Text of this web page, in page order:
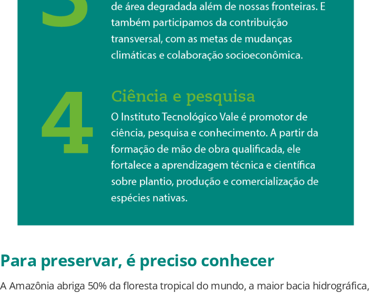
Para preservar, é preciso conhecer
A Amazônia abriga 50% da floresta tropical do mundo, a maior bacia hidrográfica,